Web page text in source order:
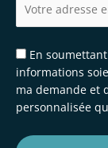
-
f
En
informations
ma demande et
personnalisée